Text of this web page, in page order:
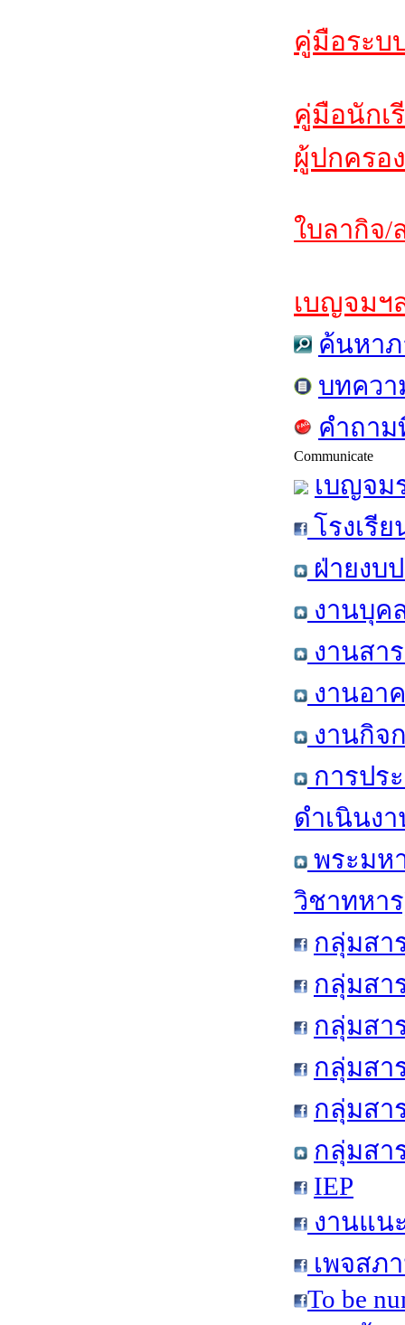
คู่มือระบ
คู่มือนักเ
ผู้ปกครอ
ใบลากิจ/
เบญจมฯ
ค้นหาภ
บทควา
คำถา
Communicate
เบญจม
โรงเรี
ฝ่ายงบ
งานบุค
งานสา
งานอา
งานกิจ
การปร
ดำเนินง
พระมห
วิชาทหา
กลุ่มสา
กลุ่มสา
กลุ่มสา
กลุ่มสา
กลุ่มสา
กลุ่มสา
IEP
งานแน
เพจสภ
To be